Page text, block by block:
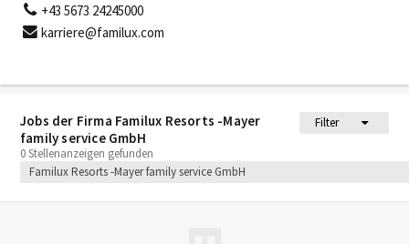
Jobs der Firma Familux Resorts -Mayer
family service GmbH
Filter
0 Stellenanzeigen gefunden
Familux Resorts -Mayer family service GmbH
+43 5673 24245000
karriere@familux.com